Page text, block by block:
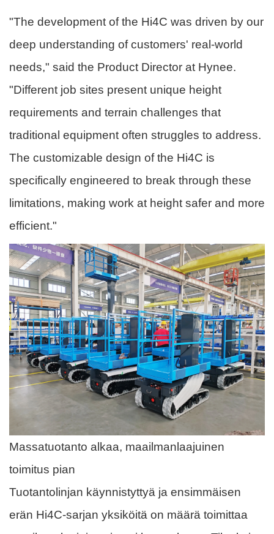
"The development of the Hi4C was driven by our
deep understanding of customers' real-world
needs," said the Product Director at Hynee.
"Different job sites present unique height
requirements and terrain challenges that
traditional equipment often struggles to address.
The customizable design of the Hi4C is
specifically engineered to break through these
limitations, making work at height safer and more
efficient."
Massatuotanto alkaa, maailmanlaajuinen
toimitus pian
Tuotantolinjan käynnistyttyä ja ensimmäisen
erän Hi4C-sarjan yksiköitä on määrä toimittaa